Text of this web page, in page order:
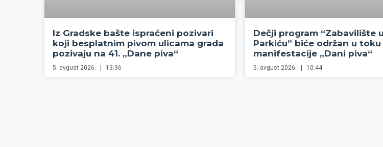
Iz Gradske bašte ispraćeni pozivari
koji besplatnim pivom ulicama grada
pozivaju na 41. „Dane piva“
5. avgust 2026. 13:36
Dečji program “Zabavilište
Parkiću” biće održan u
manifestacije „Dani piva“
5. avgust 2026. 10:44